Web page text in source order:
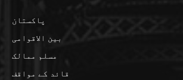
پاکستان
بین الاقوامی
مسلم ممالک
قائد کے مواقف